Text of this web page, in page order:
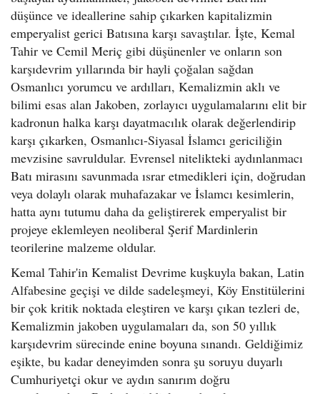
düşünce ve ideallerine sahip çıkarken kapitalizmin
emperyalist gerici Batısına karşı savaştılar. İşte, Kemal
Tahir ve Cemil Meriç gibi düşünenler ve onların son
karşıdevrim yıllarında bir hayli çoğalan sağdan
Osmanlıcı yorumcu ve ardılları, Kemalizmin aklı ve
bilimi esas alan Jakoben, zorlayıcı uygulamalarını elit bir
kadronun halka karşı dayatmacılık olarak değerlendirip
karşı çıkarken, Osmanlıcı-Siyasal İslamcı gericiliğin
mevzisine savruldular. Evrensel nitelikteki aydınlanmacı
Batı mirasını savunmada ısrar etmedikleri için, doğrudan
veya dolaylı olarak muhafazakar ve İslamcı kesimlerin,
hatta aynı tutumu daha da geliştirerek emperyalist bir
projeye eklemleyen neoliberal Şerif Mardinlerin
teorilerine malzeme oldular.
Kemal Tahir'in Kemalist Devrime kuşkuyla bakan, Latin
Alfabesine geçişi ve dilde sadeleşmeyi, Köy Enstitülerini
bir çok kritik noktada eleştiren ve karşı çıkan tezleri de,
Kemalizmin jakoben uygulamaları da, son 50 yıllık
karşıdevrim sürecinde enine boyuna sınandı. Geldiğimiz
eşikte, bu kadar deneyimden sonra şu soruyu duyarlı
Cumhuriyetçi okur ve aydın sanırım doğru